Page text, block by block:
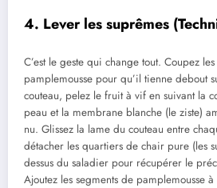
4. Lever les suprêmes
C’est le geste qui change tout. Coupez
pamplemousse pour qu’il tienne debout
couteau, pelez le fruit à vif en suivant la
peau et la membrane blanche (le ziste)
nu. Glissez la lame du couteau entre
détacher les quartiers de chair pure (les
dessus du saladier pour récupérer le
Ajoutez les segments de pamplemousse à